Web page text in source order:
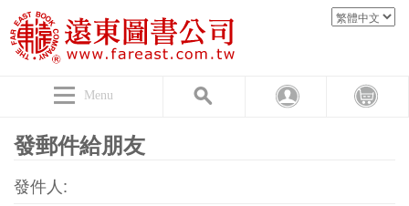
Menu
發郵件給朋友
發件人: